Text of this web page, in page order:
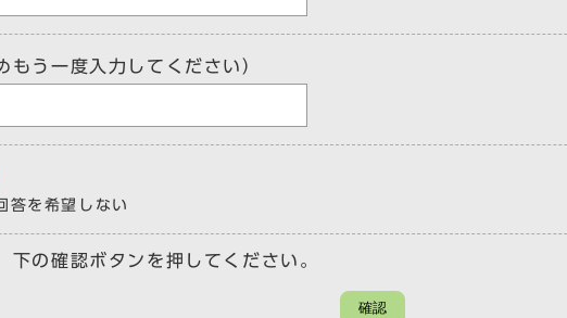
もう一度入力してください）
答を希望しない
下の確認ボタンを押してください。
確認